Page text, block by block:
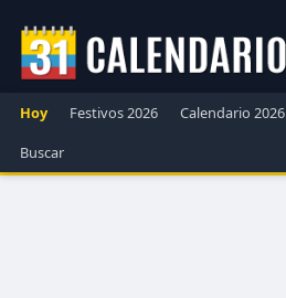
Hoy Festivos 2026 Calendario 2026
Buscar